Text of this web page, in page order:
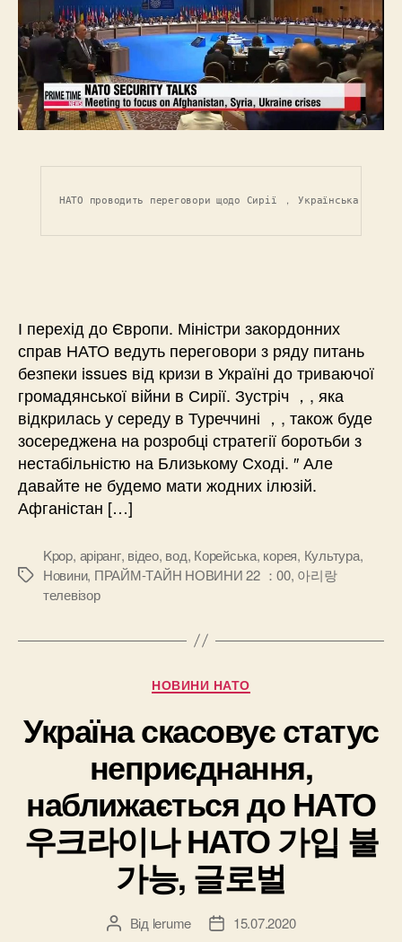
НАТО проводить переговори щодо Сирії ， Українська криза
І перехід до Європи. Міністри закордонних
справ НАТО ведуть переговори з ряду питань
безпеки issues від кризи в Україні до триваючої
громадянської війни в Сирії. Зустріч ，, яка
відкрилась у середу в Туреччині ，, також буде
зосереджена на розробці стратегії боротьби з
нестабільністю на Близькому Сході. ″ Але
давайте не будемо мати жодних ілюзій.
Афганістан […]
Позначки
Kpop, аріранг, відео, вод, Корейська, корея, Культура,
Новини, ПРАЙМ-ТАЙН НОВИНИ 22 ：00, 아리랑
телевізор
Категорії
НОВИНИ НАТО
Україна скасовує статус
неприєднання,
наближається до НАТО
우크라이나 НАТО 가입 불
가능, 글로벌
Автор
Від lerume
Дата15.07.2020